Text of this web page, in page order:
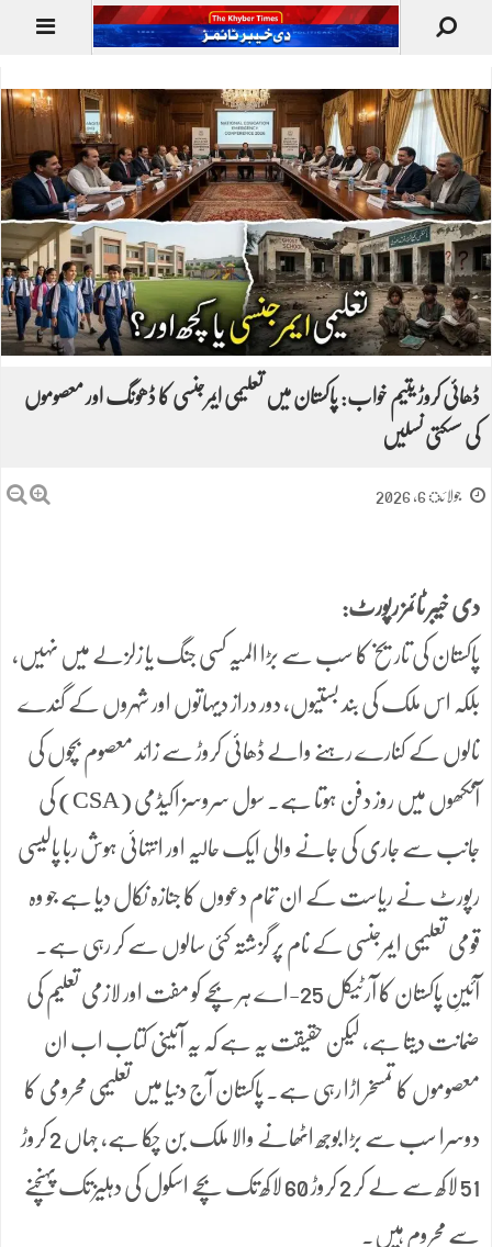
ڈھائی کروڑ یتیم خواب: پاکستان میں تعلیمی ایمرجنسی کا ڈھونگ اور معصوموں
کی سسکتی نسلیں
جولائ 6, 2026
دی خیبر ٹائمز رپورٹ:
پاکستان کی تاریخ کا سب سے بڑا المیہ کسی جنگ یا زلزلے میں نہیں،
بلکہ اس ملک کی بند بستیوں، دور دراز دیہاتوں اور شہروں کے گندے
نالوں کے کنارے رہنے والے ڈھائی کروڑ سے زائد معصوم بچوں کی
آنکھوں میں روز دفن ہوتا ہے۔ سول سروسز اکیڈمی (CSA) کی
جانب سے جاری کی جانے والی ایک حالیہ اور انتہائی ہوش ربا پالیسی
رپورٹ نے ریاست کے ان تمام دعووں کا جنازہ نکال دیا ہے جو وہ
قومی تعلیمی ایمرجنسی کے نام پر گزشتہ کئی سالوں سے کر رہی ہے۔
آئینِ پاکستان کا آرٹیکل 25-اے ہر بچے کو مفت اور لازمی تعلیم کی
ضمانت دیتا ہے، لیکن حقیقت یہ ہے کہ یہ آئینی کتاب اب ان
معصوموں کا تمسخر اڑا رہی ہے۔ پاکستان آج دنیا میں تعلیمی محرومی کا
دوسرا سب سے بڑا بوجھ اٹھانے والا ملک بن چکا ہے، جہاں 2 کروڑ
51 لاکھ سے لے کر 2 کروڑ 60 لاکھ تک بچے اسکول کی دہلیز تک پہنچنے
سے محروم ہیں۔